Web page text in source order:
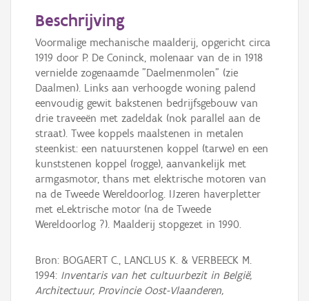
Beschrijving
Voormalige mechanische maalderij, opgericht circa
1919 door P. De Coninck, molenaar van de in 1918
vernielde zogenaamde "Daelmenmolen" (zie
Daalmen). Links aan verhoogde woning palend
eenvoudig gewit bakstenen bedrijfsgebouw van
drie traveeën met zadeldak (nok parallel aan de
straat). Twee koppels maalstenen in metalen
steenkist: een natuurstenen koppel (tarwe) en een
kunststenen koppel (rogge), aanvankelijk met
armgasmotor, thans met elektrische motoren van
na de Tweede Wereldoorlog. IJzeren haverpletter
met eLektrische motor (na de Tweede
Wereldoorlog ?). Maalderij stopgezet in 1990.
Bron: BOGAERT C., LANCLUS K. & VERBEECK M.
1994: Inventaris van het cultuurbezit in België,
Architectuur, Provincie Oost-Vlaanderen,